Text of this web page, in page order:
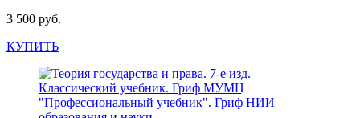
3 500 руб.
КУПИТЬ